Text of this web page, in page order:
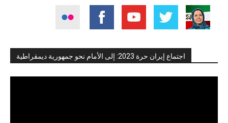
اجتماع إيران حرة 2023: إلى الأمام نحو جمهورية ديمقراطية